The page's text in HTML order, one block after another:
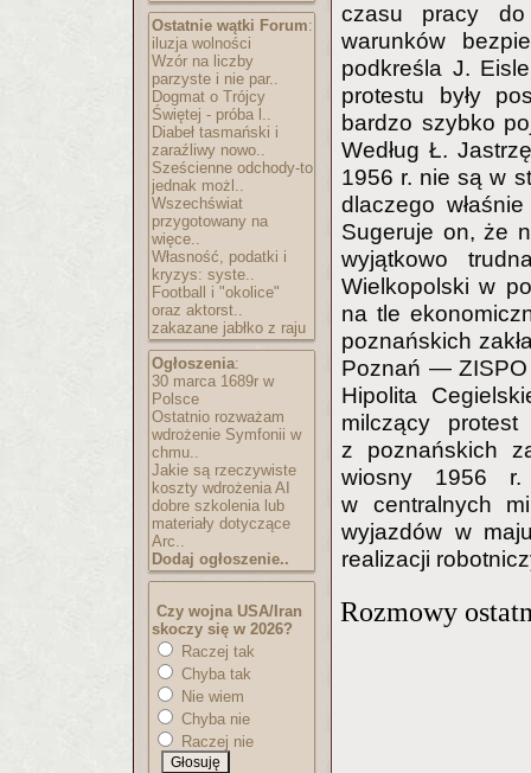
Ostatnie wątki Forum:
iluzja wolności
Wzór na liczby
parzyste i nie par..
Dogmat o Trójcy
Świętej - próba l..
Diabeł tasmański i
zaraźliwy nowo..
Sześcienne odchody-to
jednak możl..
Wszechświat
przygotowany na
więce..
Własność, podatki i
kryzys: syste..
Football i "okolice"
oraz aktorst..
zakazane jabłko z raju
Ogłoszenia:
30 marca 1689r w
Polsce
Ostatnio rozważam
wdrożenie Symfonii w
chmu..
Jakie są rzeczywiste
koszty wdrożenia AI
dobre szkolenia lub
materiały dotyczące
Arc..
Dodaj ogłoszenie..
Czy wojna USA/Iran
skoczy się w 2026?
Raczej tak
Chyba tak
Nie wiem
Chyba nie
Raczej nie
czasu pracy
warunków
podkreśla J.
protestu były
bardzo szybko
Według Ł.
1956 r. nie są w
dlaczego
Sugeruje on, że
wyjątkowo
Wielkopolski w
na tle
poznańskich
Poznań — ZISPO
Hipolita
milczący
z poznańskich
wiosny 1956 r.
w centralnych
wyjazdów w
realizacji
Rozmowy